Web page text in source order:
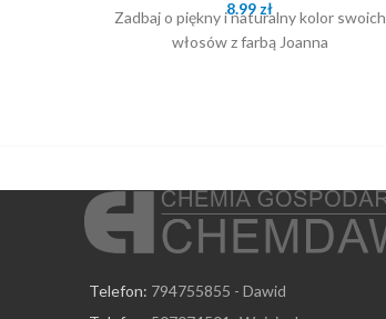
8.99 zł
Zadbaj o piękny i naturalny kolor swoich
włosów z farbą Joanna
Telefon: 794755855 - Dawid